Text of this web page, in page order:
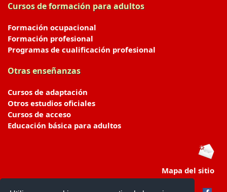
Cursos de formación para adultos
Formación ocupacional
Formación profesional
Programas de cualificación profesional
Otras enseñanzas
Cursos de adaptación
Otros estudios oficiales
Cursos de acceso
Educación básica para adultos
Mapa del sitio